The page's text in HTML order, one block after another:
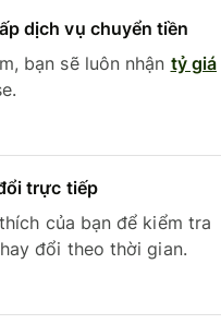
dịch vụ chuyển tiền
bạn sẽ luôn nhận tỷ giá
trực tiếp
của bạn để kiểm tra
đổi theo thời gian.